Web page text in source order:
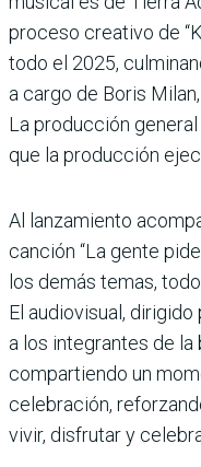
proceso creativo de
todo el 2025,
a cargo de Boris
La producción
que la producción
Al lanzamiento
canción “La gente
los demás temas,
El audiovisual,
a los integrantes de la
compartiendo un
celebración,
vivir, disfrutar y